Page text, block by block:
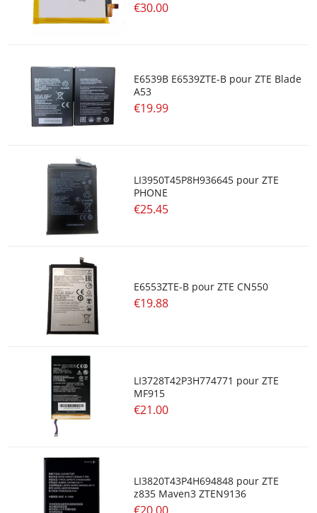
€30.00
E6539B E6539ZTE-B pour ZTE Blade
A53
€19.99
LI3950T45P8H936645 pour ZTE
PHONE
€25.45
E6553ZTE-B pour ZTE CN550
€19.88
LI3728T42P3H774771 pour ZTE
MF915
€21.00
LI3820T43P4H694848 pour ZTE
z835 Maven3 ZTEN9136